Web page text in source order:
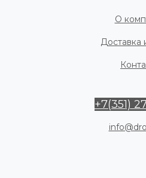
О
Доставка
+7(351)